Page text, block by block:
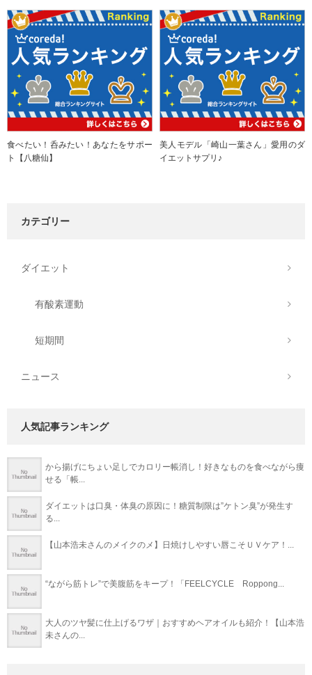
食べたい！呑みたい！あなたをサポー
ト【八糖仙】
美人モデル「崎山一葉さん」愛用のダ
イエットサプリ♪
カテゴリー
ダイエット
有酸素運動
短期間
ニュース
人気記事ランキング
から揚げにちょい足しでカロリー帳消し！好きなものを食べながら痩
せる「帳...
ダイエットは口臭・体臭の原因に！糖質制限は”ケトン臭”が発生す
る...
【山本浩未さんのメイクのメ】日焼けしやすい唇こそＵＶケア！...
“ながら筋トレ”で美腹筋をキープ！「FEELCYCLE Roppong...
大人のツヤ髪に仕上げるワザ｜おすすめヘアオイルも紹介！【山本浩
未さんの...